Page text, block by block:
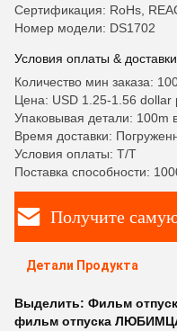
Сертификация: RoHs,
Номер модели: DS1702
Условия оплаты & доставки
Количество мин заказа:
Цена: USD 1.25-1.56 dollar
Упаковывая детали: 100m
Время доставки:
Условия оплаты: T/T
Поставка способности:
Получите
Детали Продукта
Выделить: Фильм
фильм отпуска